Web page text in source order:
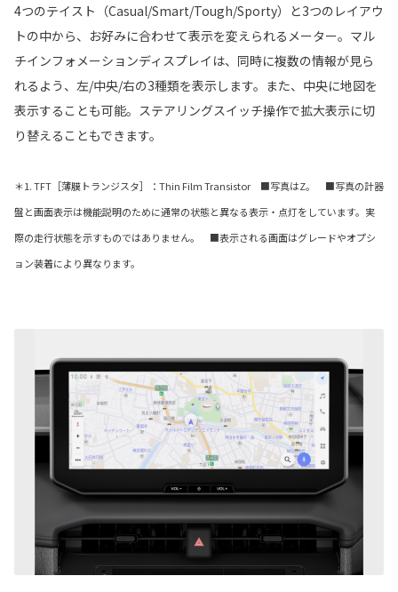
4つのテイスト（Casual/Smart/Tough/Sporty）と3つのレイアウ
トの中から、お好みに合わせて表示を変えられるメーター。マル
チインフォメーションディスプレイは、同時に複数の情報が見ら
れるよう、左/中央/右の3種類を表示します。また、中央に地図を
表示することも可能。ステアリングスイッチ操作で拡大表示に切
り替えることもできます。
＊1. TFT［薄膜トランジスタ］：Thin Film Transistor ■写真はZ。 ■写真の計器
盤と画面表示は機能説明のために通常の状態と異なる表示・点灯をしています。実
際の走行状態を示すものではありません。 ■表示される画面はグレードやオプシ
ョン装着により異なります。